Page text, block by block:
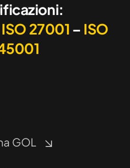
ISO 27001 – ISO
GOL